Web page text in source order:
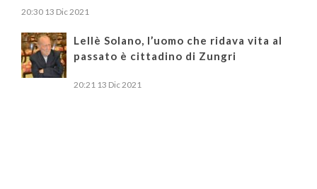
20:30 13 Dic 2021
Lellè Solano, l’uomo che ridava vita al
passato è cittadino di Zungri
20:21 13 Dic 2021